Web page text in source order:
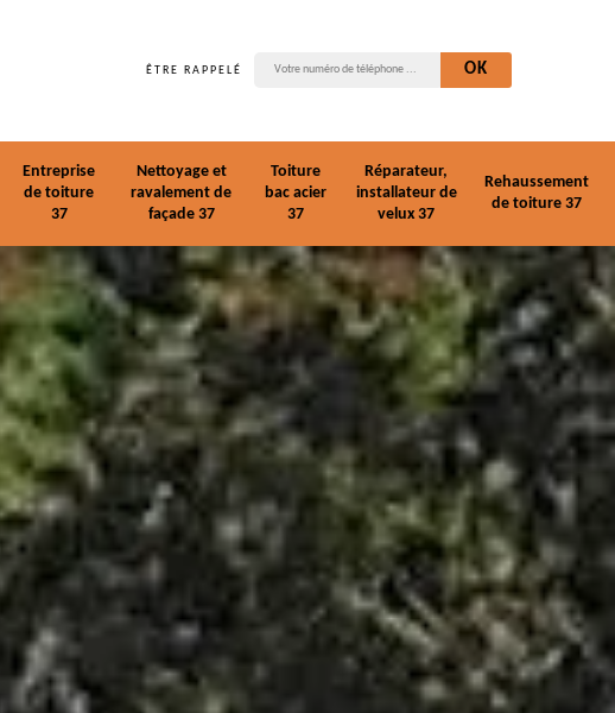
ÊTRE RAPPELÉ
Entreprise
de toiture
37
Nettoyage et
ravalement de
façade 37
Toiture
bac acier
37
Réparateur,
installateur de
velux 37
Rehaussement
de toiture 37